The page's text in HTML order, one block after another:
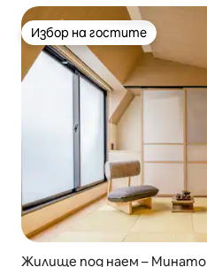
Избор на гостите
Избор на гостите
Жилище под наем – Минато